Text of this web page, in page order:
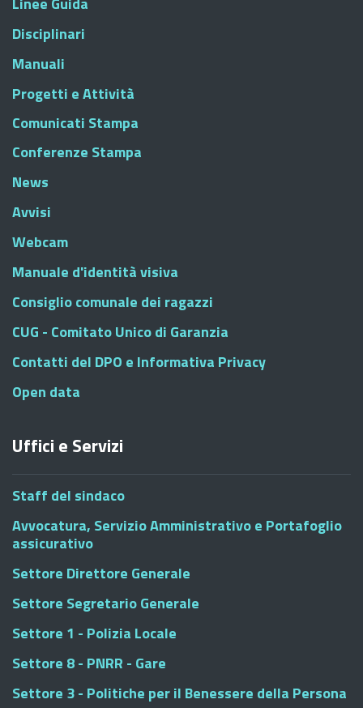
Disciplinari
Manuali
Progetti e Attività
Comunicati Stampa
Conferenze Stampa
News
Avvisi
Webcam
Manuale d'identità visiva
Consiglio comunale dei ragazzi
CUG - Comitato Unico di Garanzia
Contatti del DPO e Informativa Privacy
Open data
Uffici e Servizi
Staff del sindaco
Avvocatura, Servizio Amministrativo e Portafoglio
assicurativo
Settore Direttore Generale
Settore Segretario Generale
Settore 1 - Polizia Locale
Settore 8 - PNRR - Gare
Settore 3 - Politiche per il Benessere della Persona